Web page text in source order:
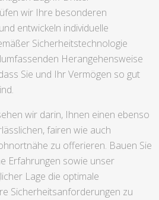
wir Ihre besonderen
entwickeln individuelle
Sicherheitstechnologie
Herangehensweise
Sie und Ihr Vermögen so gut
wir darin, Ihnen einen ebenso
fairen wie auch
zu offerieren. Bauen Sie
Erfahrungen sowie unser
Lage die optimale
Sicherheitsanforderungen zu